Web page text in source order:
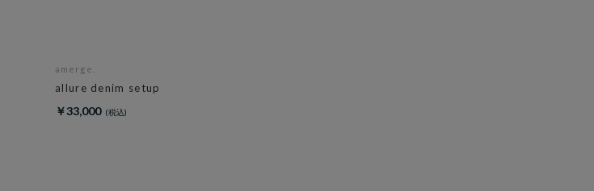
amerge.
allure denim setup
￥33,000